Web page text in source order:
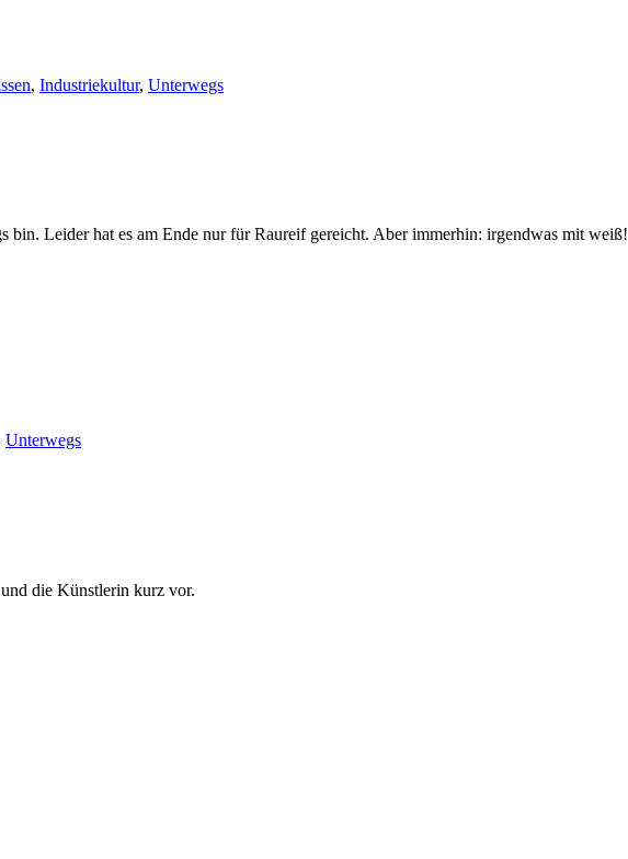
, Industriekultur, Unterwegs
Leider hat es am Ende nur für Raureif gereicht. Aber immerhin: irgendwas mit weiß!
Unterwegs
die Künstlerin kurz vor.